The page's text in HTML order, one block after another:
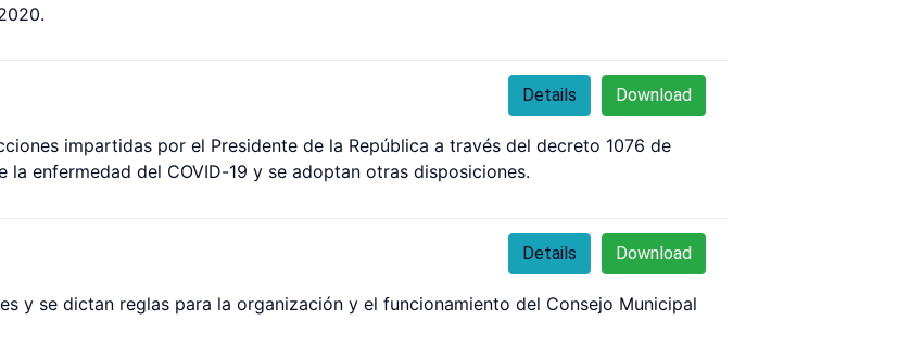
Download
Details
impartidas por el Presidente de la República a través del decreto 1076 de
enfermedad del COVID-19 y se adoptan otras disposiciones.
Download
Details
y se dictan reglas para la organización y el funcionamiento del Consejo Municipal